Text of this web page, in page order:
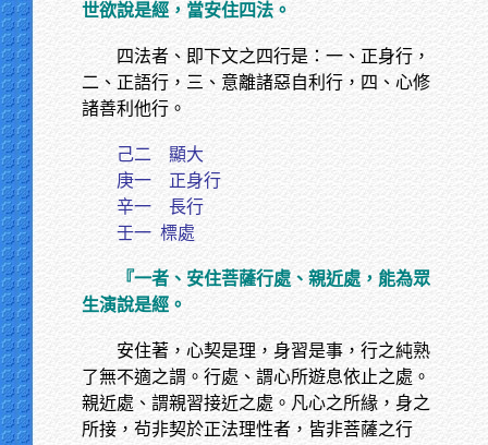
世欲說是經，當安住四法。
四法者、即下文之四行是：一、正身行，
二、正語行，三、意離諸惡自利行，四、心修
諸善利他行。
己二 顯大
庚一 正身行
辛一 長行
壬一 標處
『一者、安住菩薩行處、親近處，能為眾
生演說是經。
安住著，心契是理，身習是事，行之純熟
了無不適之謂。行處、謂心所遊息依止之處。
親近處、謂親習接近之處。凡心之所緣，身之
所接，茍非契於正法理性者，皆非菩薩之行